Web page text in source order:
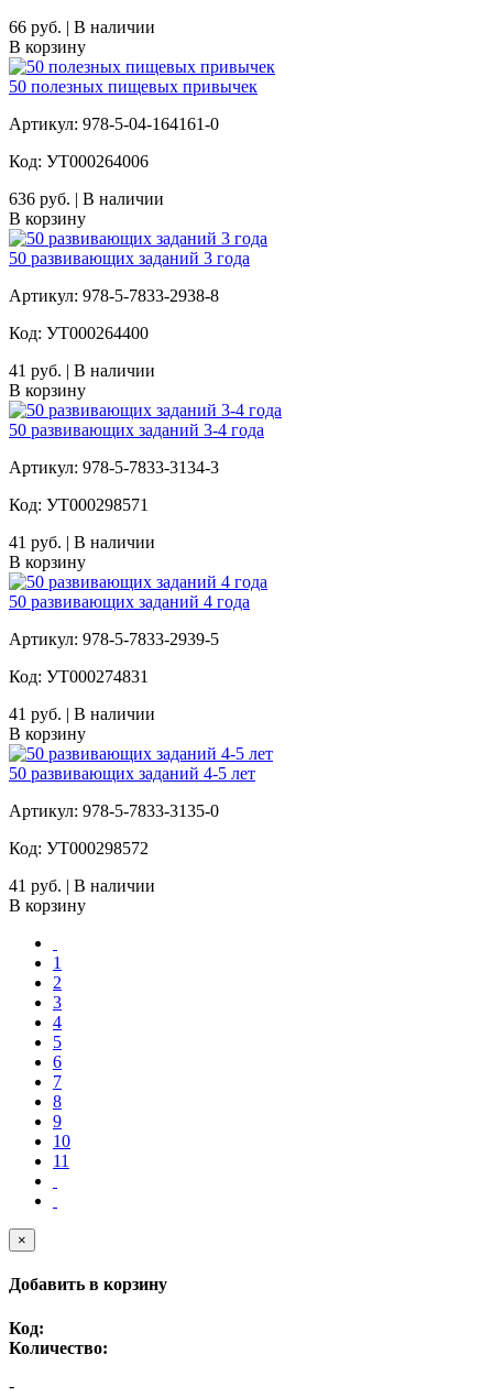
66 руб. | В наличии
В корзину
50 полезных пищевых привычек
Артикул: 978-5-04-164161-0
Код: УТ000264006
636 руб. | В наличии
В корзину
50 развивающих заданий 3 года
Артикул: 978-5-7833-2938-8
Код: УТ000264400
41 руб. | В наличии
В корзину
50 развивающих заданий 3-4 года
Артикул: 978-5-7833-3134-3
Код: УТ000298571
41 руб. | В наличии
В корзину
50 развивающих заданий 4 года
Артикул: 978-5-7833-2939-5
Код: УТ000274831
41 руб. | В наличии
В корзину
50 развивающих заданий 4-5 лет
Артикул: 978-5-7833-3135-0
Код: УТ000298572
41 руб. | В наличии
В корзину
1
2
3
4
5
6
7
8
9
10
11
×
Добавить в корзину
Код:
Количество:
-